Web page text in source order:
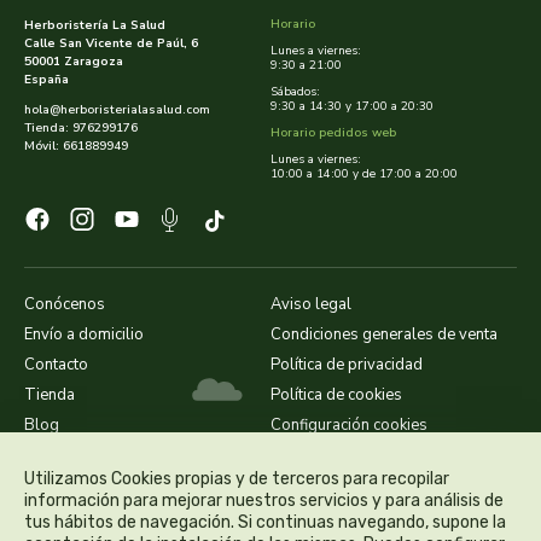
Utilizamos Cookies propias y de terceros para recopilar
información para mejorar nuestros servicios y para análisis de
tus hábitos de navegación. Si continuas navegando, supone la
Herboristería La Salud
Calle San Vicente de Paúl, 6
50001 Zaragoza
España
hola@herboristerialasalud.com
Tienda: 976299176
Móvil: 661889949
Conócenos
Envío a domicilio
Contacto
Tienda
Blog
Aviso legal
Condiciones generales de venta
Política de privacidad
Política de cookies
Configuración cookies
Horario
Lunes a viernes:
9:30 a 21:00
Sábados:
9:30 a 14:30 y 17:00 a 20:30
Horario pedidos web
Lunes a viernes:
10:00 a 14:00 y de 17:00 a 20:00
ecover
ekibio
el albar
el buen pastor
el granero
enecta